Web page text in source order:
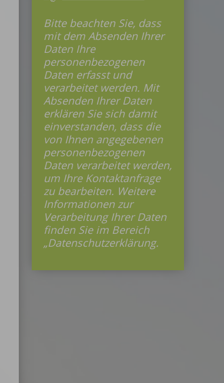
Bitte beachten Sie, dass
mit dem Absenden Ihrer
Daten Ihre
personenbezogenen
Daten erfasst und
verarbeitet werden. Mit
Absenden Ihrer Daten
erklären Sie sich damit
einverstanden, dass die
von Ihnen angegebenen
personenbezogenen
Daten verarbeitet werden,
um Ihre Kontaktanfrage
zu bearbeiten. Weitere
Informationen zur
Verarbeitung Ihrer Daten
finden Sie im Bereich
„Datenschutzerklärung.